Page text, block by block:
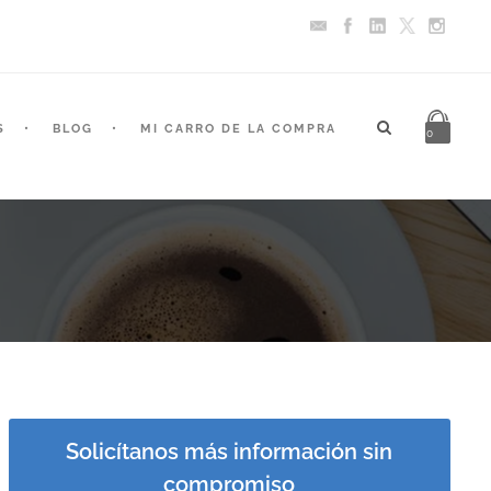
BLOG MI CARRO DE LA COMPRA 0
Solicítanos más información sin
compromiso